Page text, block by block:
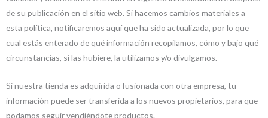
de su publicación en el sitio web. Si hacemos cambios materiales a
esta política, notificaremos aquí que ha sido actualizada, por lo que
cual estás enterado de qué información recopilamos, cómo y bajo qué
circunstancias, si las hubiere, la utilizamos y/o divulgamos.
Si nuestra tienda es adquirida o fusionada con otra empresa, tu
información puede ser transferida a los nuevos propietarios, para que
podamos seguir vendiéndote productos.